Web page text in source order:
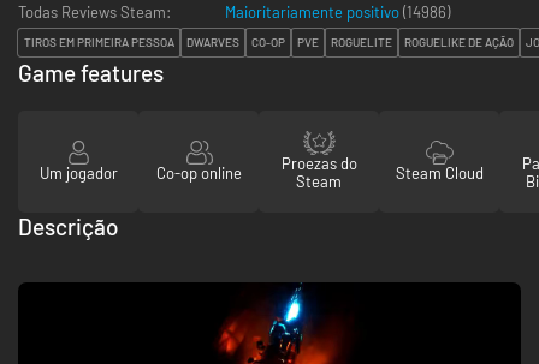
Todas Reviews Steam:
Maioritariamente positivo(14986)
TIROS EM PRIMEIRA PESSOA DWARVES CO-OP PVE ROGUELITE ROGUELIKE DE AÇÃO
Game features
Um jogador Co-op online
Proezas do
Steam
Steam Cloud
Descrição